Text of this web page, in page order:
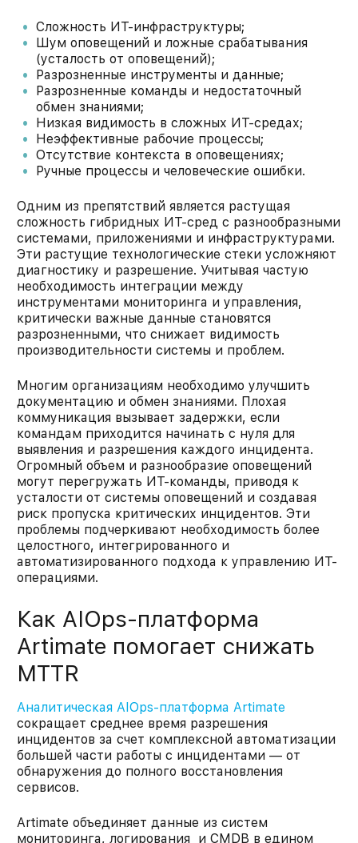
Сложность ИТ-инфраструктуры​;
Шум оповещений и ложные срабатывания
(усталость от оповещений)​;
Разрозненные инструменты и данные​;
Разрозненные команды и недостаточный
обмен знаниями​;
Низкая видимость в сложных ИТ-средах​;
Неэффективные рабочие процессы​;
Отсутствие контекста в оповещениях​;
Ручные процессы и человеческие ошибки​.
Одним из препятствий является растущая
сложность гибридных ИТ-сред с разнообразными
системами, приложениями и инфраструктурами.
Эти растущие технологические стеки усложняют
диагностику и разрешение. Учитывая частую
необходимость интеграции между
инструментами мониторинга и управления,
критически важные данные становятся
разрозненными, что снижает видимость
производительности системы и проблем.​
Многим организациям необходимо улучшить
документацию и обмен знаниями. Плохая
коммуникация вызывает задержки, если
командам приходится начинать с нуля для
выявления и разрешения каждого инцидента.
Огромный объем и разнообразие оповещений
могут перегружать ИТ-команды, приводя к
усталости от системы оповещений и создавая
риск пропуска критических инцидентов. Эти
проблемы подчеркивают необходимость более
целостного, интегрированного и
автоматизированного подхода к управлению ИТ-
операциями.
Как AIOps-платформа
Artimate помогает снижать
MTTR
Аналитическая AIOps-платформа Artimate
сокращает среднее время разрешения
инцидентов за счет комплексной автоматизации
большей части работы с инцидентами — от
обнаружения до полного восстановления
сервисов.
Artimate объединяет данные из систем
мониторинга, логирования и CMDB в едином